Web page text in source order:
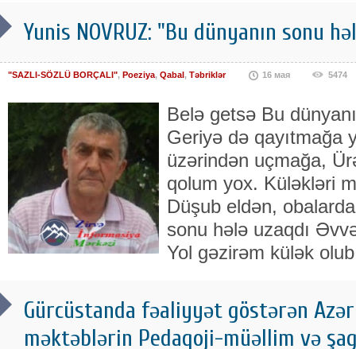
Yunis NOVRUZ: "Bu dünyanın sonu
"SAZLI-SÖZLÜ BORÇALI", Poeziya, Qabal , Təbriklər 16 мая 5474
Belə getsə Bu
Geriyə də qayıtmağa
üzərindən uçmağa,
qolum yox. Küləkləri
Düşub eldən,
sonu hələ uzaqdı
Yol gəzirəm külək
Gürcüstanda fəaliyyət göstərən
məktəblərin Pedaqoji-müəllim və